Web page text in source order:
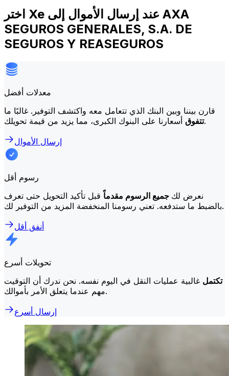
اختر Xe عند إرسال الأموال إلى AXA
SEGUROS GENERALES, S.A. DE
SEGUROS Y REASEGUROS
معدلات أفضل
قارن بيننا وبين البنك الذي تتعامل معه واكتشف التوفير. غالبًا ما
تتفوقأسعارنا على البنوك الكبرى، مما يزيد من قيمة تحويلك.
إرسال الأموال
رسوم أقل
نعرض لك جميع الرسوم مقدماًقبل تأكيد التحويل حتى تعرف
بالضبط ما ستدفعه. تعني رسومنا المنخفضة المزيد من التوفير لك.
أنفق أقل
تحويلات أسرع
تكتمل غالبية عمليات النقل في اليوم نفسه. نحن ندرك أن التوقيت
مهم عندما يتعلق الأمر بأموالك.
إرسال أسرع